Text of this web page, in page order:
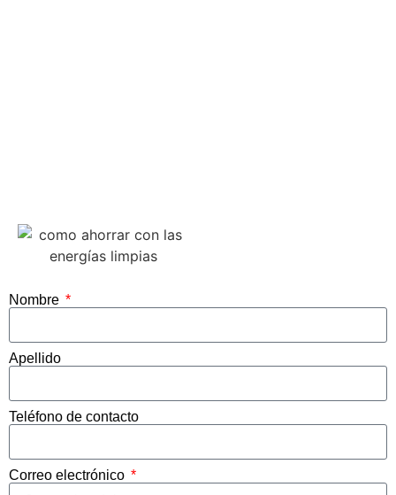
Nombre
Apellido
Teléfono de contacto
Correo electrónico